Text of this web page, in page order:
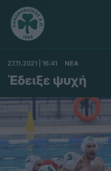
27.11.2021 | 16:41 ΝΕΑ
Έδειξε ψυχή